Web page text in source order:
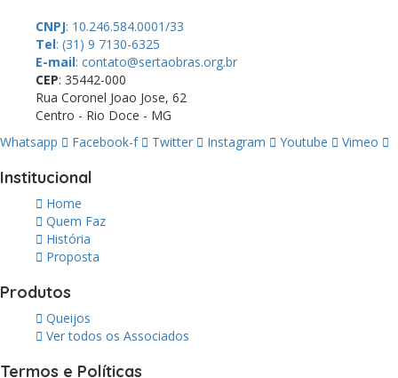
CNPJ: 10.246.584.0001/33
Tel: (31) 9 7130-6325
E-mail: contato@sertaobras.org.br
CEP: 35442-000
Rua Coronel Joao Jose, 62
Centro - Rio Doce - MG
Whatsapp
Facebook-f Twitter Instagram Youtube Vimeo
Institucional
Home
Quem Faz
História
Proposta
Produtos
Queijos
Ver todos os Associados
Termos e Políticas